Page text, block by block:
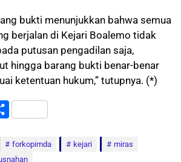
bukti menunjukkan bahwa semua
berjalan di Kejari Boalemo tidak
putusan pengadilan saja,
hingga barang bukti benar-benar
ketentuan hukum,” tutupnya. (*)
S
aforkopimda kejari
miras